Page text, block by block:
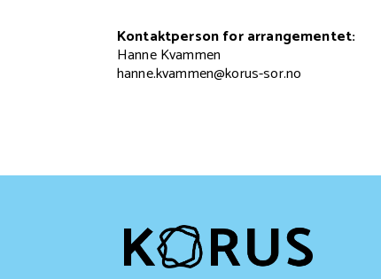
Kontaktperson for arrangementet:
Hanne Kvammen
hanne.kvammen@korus-sor.no